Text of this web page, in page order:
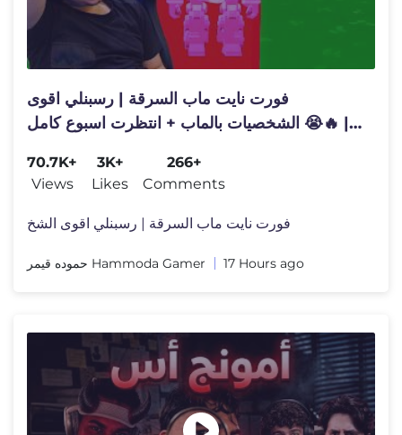
فورت نايت ماب السرقة | رسبنلي اقوى
الشخصيات بالماب + انتظرت اسبوع كامل 😭🔥 |
70.7K+
Views
3K+
Likes
266+
Comments
فورت نايت ماب السرقة | رسبنلي اقوى الشخ
حموده قيمر Hammoda Gamer 17 Hours ago